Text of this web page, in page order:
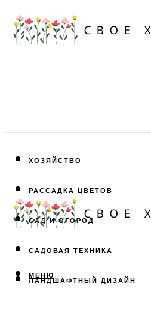
ХОЗЯЙСТВО
РАССАДКА ЦВЕТОВ
САД И ОГОРОД
САДОВАЯ ТЕХНИКА
ЛАНДШАФТНЫЙ ДИЗАЙН
МЕНЮ